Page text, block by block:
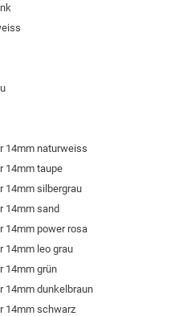
14mm naturweiss
14mm taupe
14mm silbergrau
14mm sand
14mm power rosa
14mm leo grau
14mm grün
14mm dunkelbraun
14mm schwarz